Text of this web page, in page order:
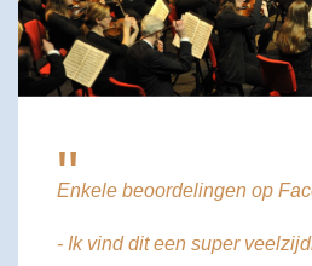
"
Enkele beoordelingen op
- Ik vind dit een super